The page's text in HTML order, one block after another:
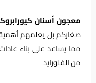
معجون أسنان
صغاركم بل يعلمهم أهمية
مما يساعد على بناء
من الفلورايد